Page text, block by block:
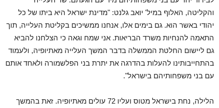
והקליטה, האלוף במיל' יואב גלנט: "מדינת ישראל היא ביתו של כל
יהודי באשר הוא. גם בימים אלו, אנחנו ממשיכים בקליטת העלייה, תוך
התאמה להנחיות משרד הבריאות. אני שמח וגאה כי הצלחנו להביא
גם ליישום החלטת הממשלה בדבר המשך העלייה מאתיופיה, ולעמוד
בהתחייבותינו להעלות בהדרגה את יתרת בני הפלשמורה ולאחד אותם
עם בני משפחותיהם בישראל".
הלילה, נחת בישראל מטוס ועליו 72 עולים מאתיופיה. זאת בהמשך